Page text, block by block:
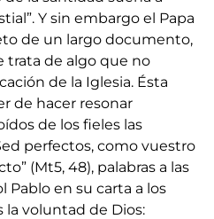
Y sin embargo el Papa
de un largo documento,
trata de algo que no
de la Iglesia. Ésta
de hacer resonar
de los fieles las
perfectos, como vuestro
(Mt5, 48), palabras a las
Pablo en su carta a los
la voluntad de Dios: